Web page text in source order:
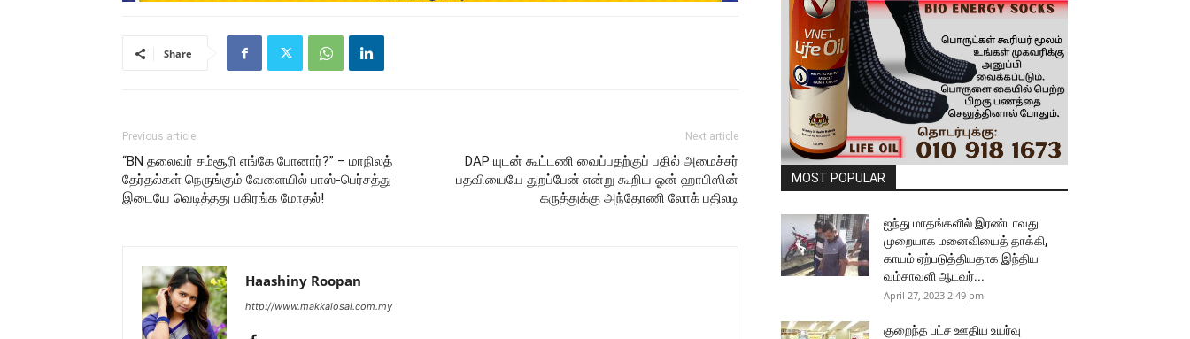
Share
Previous article
“BN தலைவர் சம்சூரி எங்கே போனார்?” – மாநிலத்
தேர்தல்கள் நெருங்கும் வேளையில் பாஸ்-பெர்சத்து
இடையே வெடித்தது பகிரங்க மோதல்!
Next article
DAP யுடன் கூட்டணி வைப்பதற்குப் பதில் அமைச்சர்
பதவியையே துறப்பேன் என்று கூறிய ஓன் ஹாபிஸின்
கருத்துக்கு அந்தோணி லோக் பதிலடி
Haashiny Roopan
http://www.makkalosai.com.my
MOST POPULAR
ஐந்து மாதங்களில் இரண்டாவது
முறையாக மனைவியைத் தாக்கி,
காயம் ஏற்படுத்தியதாக இந்திய
வம்சாவளி ஆடவர்...
April 27, 2023 2:49 pm
குறைந்த பட்ச ஊதிய உயர்வு